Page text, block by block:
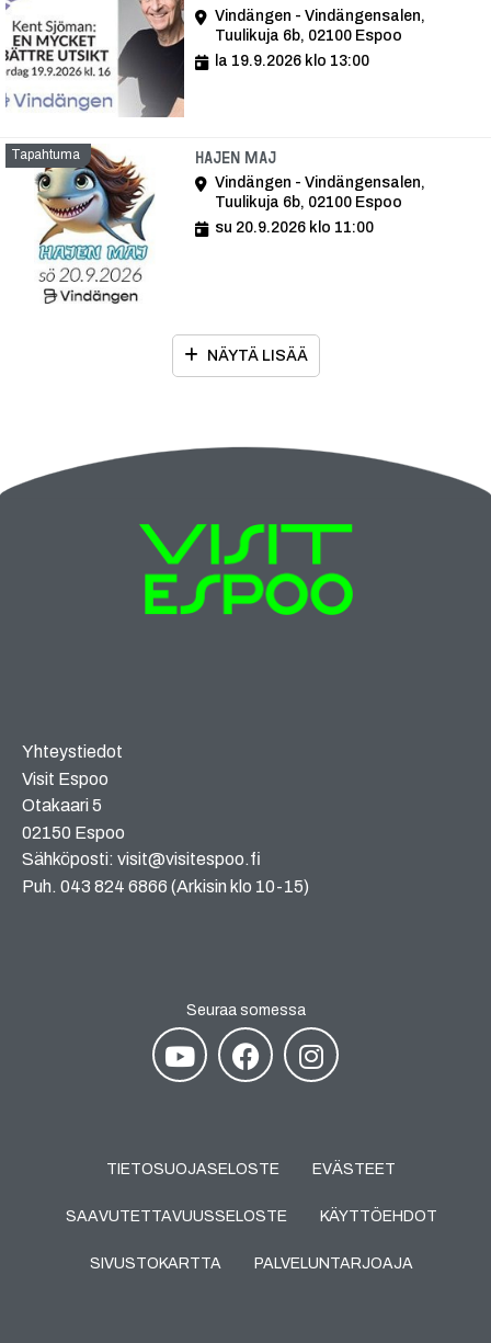
Vindängen - Vindängensalen,
Tuulikuja 6b, 02100 Espoo
la 19.9.2026 klo 13:00
Tapahtuma Hajen MajTapahtuma
Vindängen - Vindängensalen,
Tuulikuja 6b, 02100 Espoo
su 20.9.2026 klo 11:00
NÄYTÄ LISÄÄ
Yhteystiedot
Visit Espoo
Otakaari 5
02150 Espoo
Sähköposti: visit@visitespoo.fi
Puh. 043 824 6866 (Arkisin klo 10-15)
Seuraa somessa
TIETOSUOJASELOSTE EVÄSTEET
SAAVUTETTAVUUSSELOSTE KÄYTTÖEHDOT
SIVUSTOKARTTA PALVELUNTARJOAJA